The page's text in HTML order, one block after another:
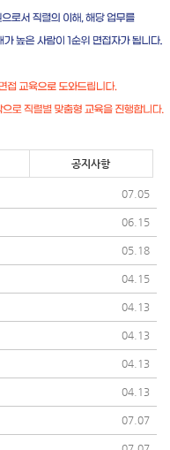
공지사항
07.05
06.15
05.18
04.15
04.13
04.13
04.13
04.13
07.07